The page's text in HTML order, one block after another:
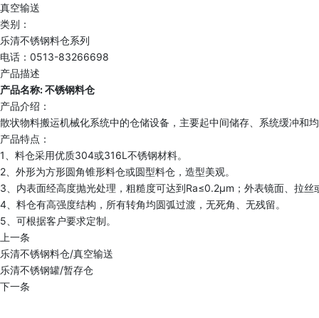
真空输送
类别：
乐清不锈钢料仓系列
电话：0513-83266698
产品描述
产品名称: 不锈钢料仓
产品介绍：
散状物料搬运机械化系统中的仓储设备，主要起中间储存、系统缓冲和
产品特点：
1、料仓采用优质304或316L不锈钢材料。
2、外形为方形圆角锥形料仓或圆型料仓，造型美观。
3、内表面经高度抛光处理，粗糙度可达到Ra≤0.2μm；外表镜面、拉
4、料仓有高强度结构，所有转角均圆弧过渡，无死角、无残留。
5、可根据客户要求定制。
上一条
乐清不锈钢料仓/真空输送
乐清不锈钢罐/暂存仓
下一条